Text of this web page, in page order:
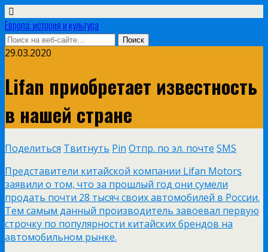
Европа: история и культура
29.03.2020
Lifan приобретает известность
в нашей стране
Поделиться Твитнуть Pin Отпр. по эл. почте SMS
Представители китайской компании Lifan Motors
заявили о том, что за прошлый год они сумели
продать почти 28 тысяч своих автомобилей в России.
Тем самым данный производитель завоевал первую
строчку по популярности китайских брендов на
автомобильном рынке.